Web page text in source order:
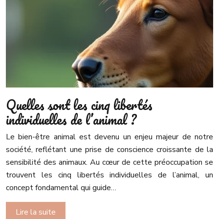
Quelles sont les cinq libertés
individuelles de l’animal ?
Le bien-être animal est devenu un enjeu majeur de notre
société, reflétant une prise de conscience croissante de la
sensibilité des animaux. Au cœur de cette préoccupation se
trouvent les cinq libertés individuelles de l’animal, un
concept fondamental qui guide…
Lire la suite